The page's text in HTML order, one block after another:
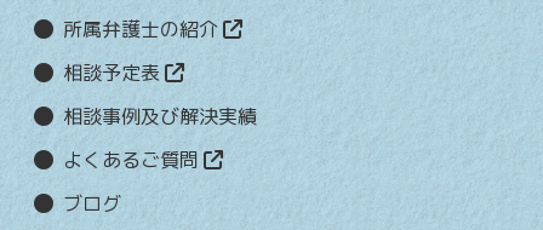
所属弁護士の紹介
相談予定表
相談事例及び解決実績
よくあるご質問
ブログ